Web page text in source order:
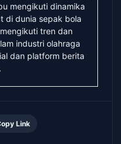
mengikuti dinamika
di dunia sepak bola
tren dan
industri olahraga
dan platform berita
Link